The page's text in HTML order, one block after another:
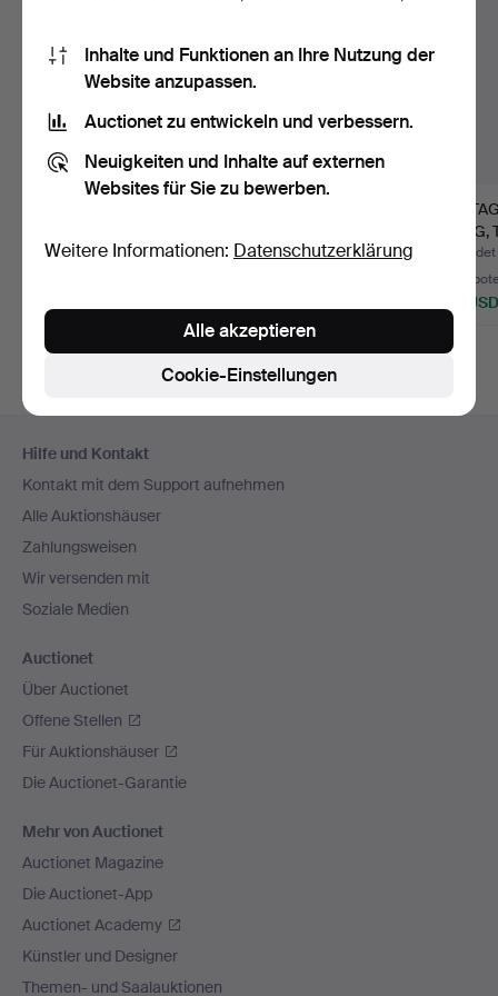
DINOSAURIEREI,
Beendet 27. Apr 2026
Objekt
DINOSAURIER-EI,
Beendet 12. Sep 2025
Ausgewähltes
Objekt
UND
4
48 USD
Navigation
Hilfe und Kontakt
Kontakt mit dem Support aufnehmen
Alle Auktionshäuser
Zahlungsweisen
Wir versenden mit
Soziale Medien
Auctionet
Über Auctionet
Offene Stellen
Für Auktionshäuser
Die Auctionet-Garantie
Mehr von Auctionet
Auctionet Magazine
Die Auctionet-App
Auctionet Academy
Künstler und Designer
Themen- und Saalauktionen
Inhalte und Funktionen an Ihre Nutzung der
Website anzupassen.
Auctionet zu entwickeln und verbessern.
Neuigkeiten und Inhalte auf externen
Websites für Sie zu bewerben.
Weitere Informationen: Datenschutzerklärung
Cookie-Einstellungen
Alle akzeptieren